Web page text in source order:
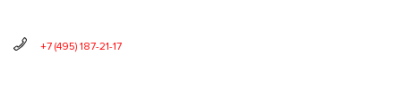
+7 (495) 187-21-17